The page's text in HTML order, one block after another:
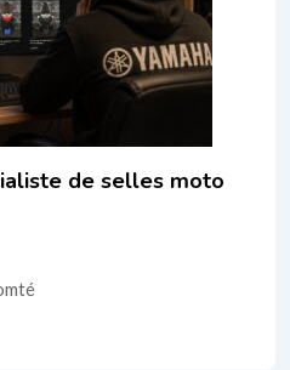
de selles moto